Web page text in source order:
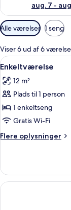
aug. 7 -
Tilgængelige
filtre
for
værelser
Alle værelser 1 seng
Viser 6 ud af 6
Indlæs
alle
billeder
af
Enkeltværelse
1
Enkeltværelse
12 m²
Plads til 1 person
1 enkeltseng
Gratis Wi-Fi
Flere oplysninger
Flere